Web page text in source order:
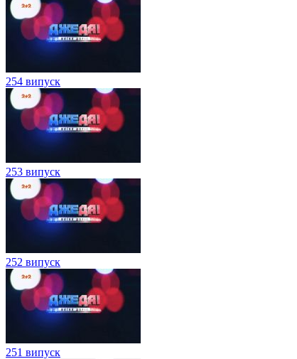
254 випуск
253 випуск
252 випуск
251 випуск